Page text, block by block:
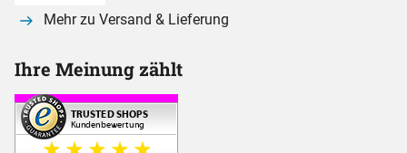
Mehr zu Versand & Lieferung
Ihre Meinung zählt